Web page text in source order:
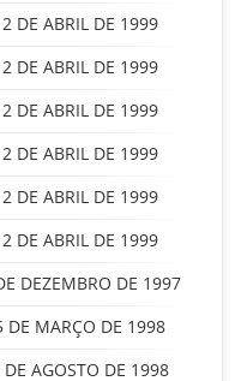
DE ABRIL DE 1999
DE ABRIL DE 1999
DE ABRIL DE 1999
DE ABRIL DE 1999
DE ABRIL DE 1999
DE ABRIL DE 1999
DEZEMBRO DE 1997
DE MARÇO DE 1998
AGOSTO DE 1998